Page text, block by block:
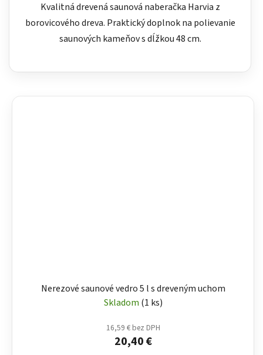
Kvalitná drevená saunová naberačka Harvia z
borovicového dreva. Praktický doplnok na polievanie
saunových kameňov s dĺžkou 48 cm.
Nerezové saunové vedro 5 l s dreveným uchom
Skladom (1 ks)
16,59 € bez DPH
20,40 €